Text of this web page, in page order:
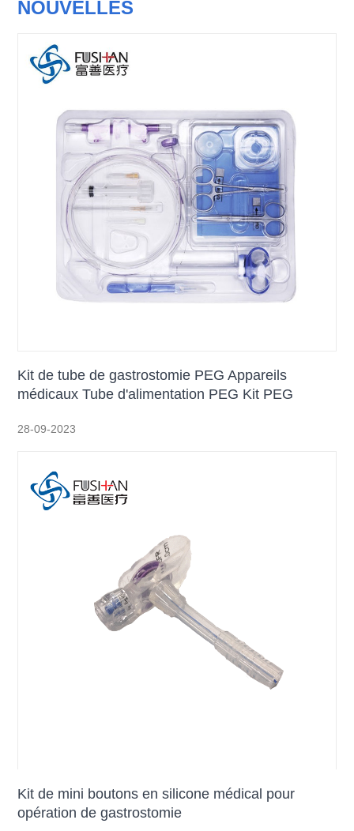
NOUVELLES
Kit de tube de gastrostomie PEG Appareils
médicaux Tube d'alimentation PEG Kit PEG
28-09-2023
Kit de mini boutons en silicone médical pour
opération de gastrostomie